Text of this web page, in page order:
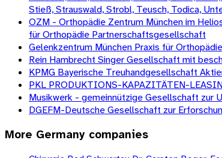
Stieß, Strauswald, Strobl, Teusch, Todica,
OZM - Orthopädie Zentrum München im
für Orthopädie Partnerschaftsgesellschaft
Gelenkzentrum München Praxis für
Rein Hambrecht Singer Gesellschaft mit
KPMG Bayerische Treuhandgesellschaft
PKL PRODUKTIONS-KAPAZITÄTEN-
Musikwerk - gemeinnützige Gesellschaft zur
DGEFM-Deutsche Gesellschaft zur
More Germany companies